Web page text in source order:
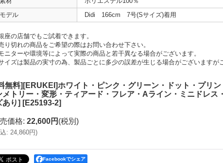
モデル
Didi 166cm 7号(Sサイズ)着用
座の店舗でもご試着できます。
り切れの商品をご希望の際はお問い合わせ下さい。
ニターや環境等によって実際の商品と若干異なる場合がございます。
イズは製品の実寸の為、製品ごとに多少の誤差が生じる場合がございますが
無料][ERUKEI]ホワイト・ピンク・グリーン・ドット・プリ
メトリー・変形・ティアード・フレア・Aライン・ミニドレス
あり] [E25193-2]
価格: 22,600円 (税別)
: 24,860円)
Facebookでシェア